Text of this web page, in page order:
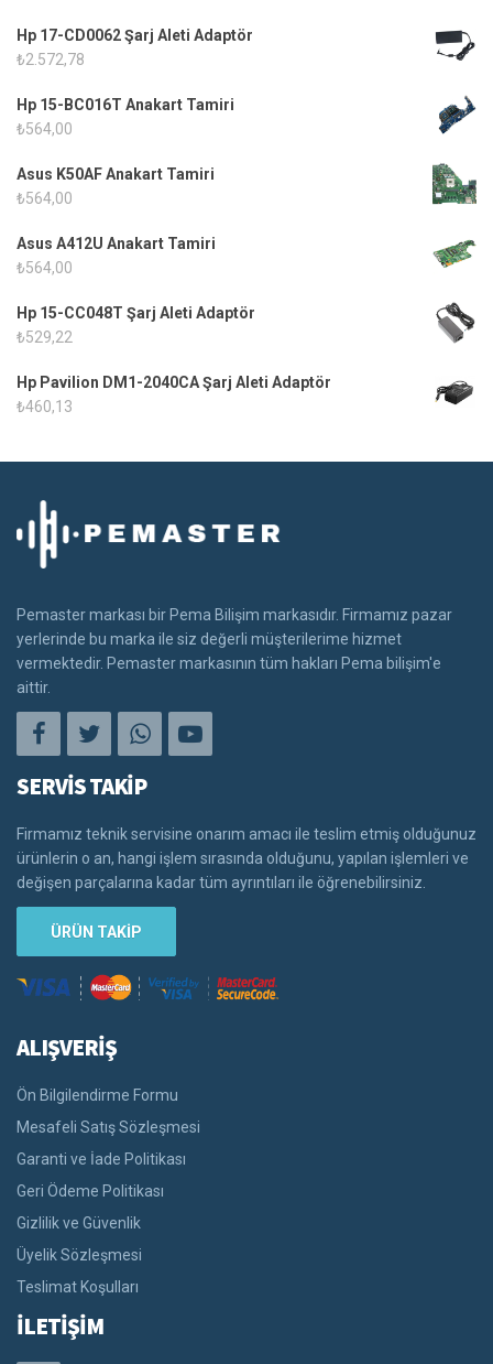
Hp 17-CD0062 Şarj Aleti Adaptör
₺2.572,78
Hp 15-BC016T Anakart Tamiri
₺564,00
Asus K50AF Anakart Tamiri
₺564,00
Asus A412U Anakart Tamiri
₺564,00
Hp 15-CC048T Şarj Aleti Adaptör
₺529,22
Hp Pavilion DM1-2040CA Şarj Aleti Adaptör
₺460,13
Pemaster markası bir Pema Bilişim markasıdır. Firmamız pazar
yerlerinde bu marka ile siz değerli müşterilerime hizmet
vermektedir. Pemaster markasının tüm hakları Pema bilişim'e
aittir.
SERVİS TAKİP
Firmamız teknik servisine onarım amacı ile teslim etmiş olduğunuz
ürünlerin o an, hangi işlem sırasında olduğunu, yapılan işlemleri ve
değişen parçalarına kadar tüm ayrıntıları ile öğrenebilirsiniz.
ÜRÜN TAKİP
ALIŞVERİŞ
Ön Bilgilendirme Formu
Mesafeli Satış Sözleşmesi
Garanti ve İade Politikası
Geri Ödeme Politikası
Gizlilik ve Güvenlik
Üyelik Sözleşmesi
Teslimat Koşulları
İLETİŞİM